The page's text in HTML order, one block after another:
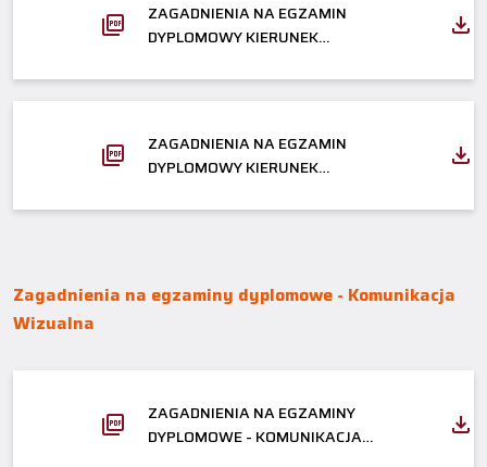
ZAGADNIENIA NA EGZAMIN
DYPLOMOWY KIERUNEK
ZAGADNIENIA NA EGZAMIN
DYPLOMOWY KIERUNEK
Zagadnienia na egzaminy dyplomowe - Komunikacja
Wizualna
ZAGADNIENIA NA EGZAMINY
DYPLOMOWE - KOMUNIKACJA